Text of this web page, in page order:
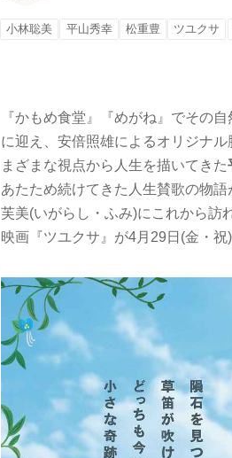
小林聡美 平山秀幸 松重豊 ツユクサ
『かもめ食堂』『めがね』でその
に迎え、安倍照雄によるオリジナ
まざまな視点から人生を描いてきた
あたため続けてきた人生賛歌の物
芙美(いがらし・ふみ)にこれから訪
映画『ツユクサ』が4月29日(金・祝